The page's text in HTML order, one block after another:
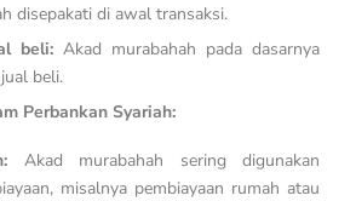
disepakati di awal transaksi.
beli: Akad murabahah pada dasarnya
beli.
Perbankan Syariah:
Akad murabahah sering digunakan
misalnya pembiayaan rumah atau